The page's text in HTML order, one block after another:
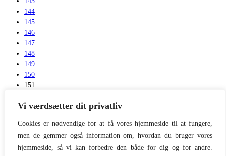
Vi værdsætter dit privatliv
Cookies er nødvendige for at få vores hjemmeside til at fungere,
men de gemmer også information om, hvordan du bruger vores
hjemmeside, så vi kan forbedre den både for dig og for andre.
144
145
146
147
148
149
150
151
153
155
156
157